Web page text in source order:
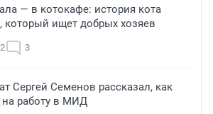
— в котокафе: история кота
который ищет добрых хозяев
3
Сергей Семенов рассказал, как
на работу в МИД